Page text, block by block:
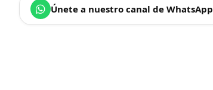
Únete a nuestro canal de WhatsApp